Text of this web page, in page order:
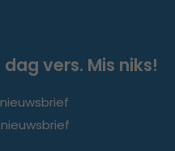
vers. Mis niks!